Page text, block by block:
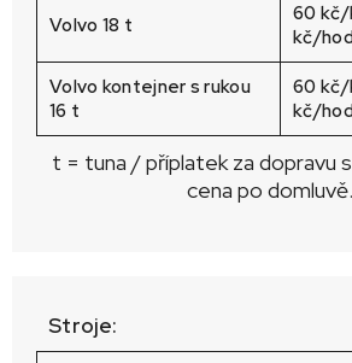
Volvo 18 t
60 kč/
kč/
Volvo kontejner s rukou
16 t
60 kč/
kč/
t = tuna / příplatek za dopravu
cena po domluvě.
Stroje: